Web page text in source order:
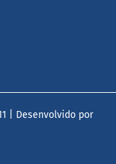
| Desenvolvido por